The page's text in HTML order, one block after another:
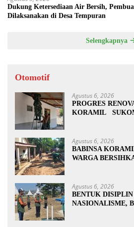
Dukung Ketersediaan Air Bersih,
Dilaksanakan di Desa Tempuran
Selengkapnya
Otomotif
Agustus 6, 2026
PROGRES
KORAMIL
Agustus 6, 2026
BABINSA
WARGA
Agustus 6, 2026
BENTUK
NASIONALISME,